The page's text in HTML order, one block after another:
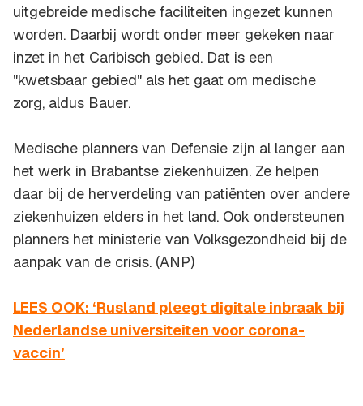
uitgebreide medische faciliteiten ingezet kunnen
worden. Daarbij wordt onder meer gekeken naar
inzet in het Caribisch gebied. Dat is een
"kwetsbaar gebied" als het gaat om medische
zorg, aldus Bauer.
Medische planners van Defensie zijn al langer aan
het werk in Brabantse ziekenhuizen. Ze helpen
daar bij de herverdeling van patiënten over andere
ziekenhuizen elders in het land. Ook ondersteunen
planners het ministerie van Volksgezondheid bij de
aanpak van de crisis. (ANP)
LEES OOK: ‘Rusland pleegt digitale inbraak bij
Nederlandse universiteiten voor corona-
vaccin’